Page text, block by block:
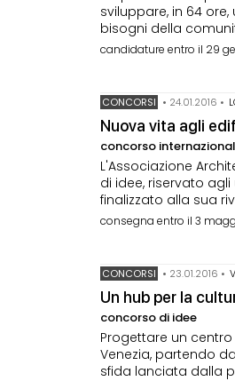
sviluppare, in 64
bisogni della
candidature entro il 29
CONCORSI • 24.01.2016 •
Nuova vita agli
concorso
L'Associazione
di idee, riservato
finalizzato alla sua
consegna entro il 3
CONCORSI • 23.01.2016 •
Un hub per la
concorso di idee
Progettare un
Venezia, partendo
sfida lanciata dalla